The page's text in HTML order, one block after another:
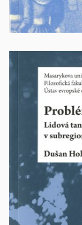
Lidová
tanenčí
Autor: